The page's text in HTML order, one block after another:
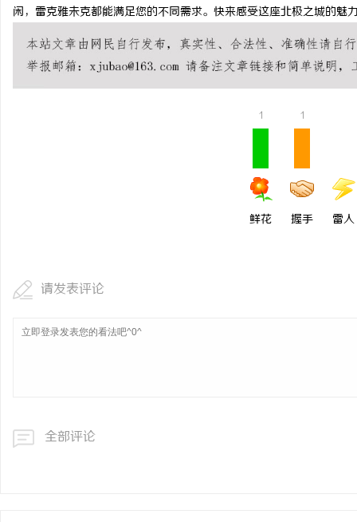
闲，雷克雅未克都能满足您的不同需求。快来感受这座北极之城的魅
1
鲜花
1
握手 雷人
请发表评论
全部评论
汉配眼镜 上海配眼镜 全面解析电棍购买网站